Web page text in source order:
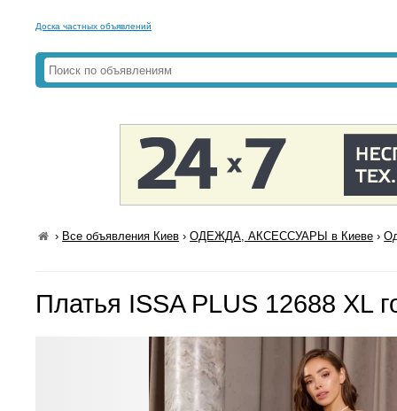
Доска частных объявлений
› Все объявления Киев ›ОДЕЖДА, АКСЕССУАРЫ в Киеве ›
Платья ISSA PLUS 12688 XL